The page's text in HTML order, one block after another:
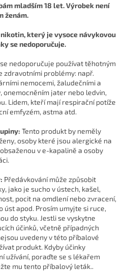
mladším 18 let. Výrobek není
ženám.
který je vysoce návykovou
se nedoporučuje.
nedoporučuje používat těhotným
zdravotními problémy: např.
nemocemi, žaludečními a
onemocněním jater nebo ledvin,
Lidem, kteří mají respirační potíže
emfyzém, astma atd.
Tento produkt by neměly
osoby které jsou alergické na
v e-kapalině a osoby
Předávkování může způsobit
jako je sucho v ústech, kašel,
pocit na omdlení nebo zvracení,
úst apod. Prosím umyjte si ruce,
do styku. Jestli se vyskytne
účinků, včetně případných
uvedeny v této příbalové
produkt. Kdyby účinky
užívání, poraďte se s lékařem
mu tento příbalový leták..